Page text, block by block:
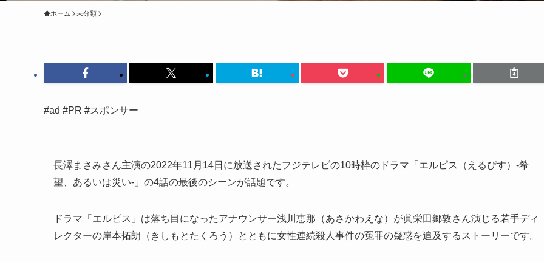
ホーム 未分類
#ad #PR #スポンサー
長澤まさみさん主演の2022年11月14日に放送されたフジテレビの10時枠のドラマ「 エルピス（えるぴす）-希
望、あるいは災い- 」の4話の最後のシーンが話題です。
ドラマ「エルピス」は落ち目になったアナウンサー浅川恵那（あさかわえな）が眞栄田郷敦さん演じる若手ディ
レクターの岸本拓朗（きしもとたくろう） とともに女性連続殺人事件の冤罪の疑惑を追及するストーリーです。